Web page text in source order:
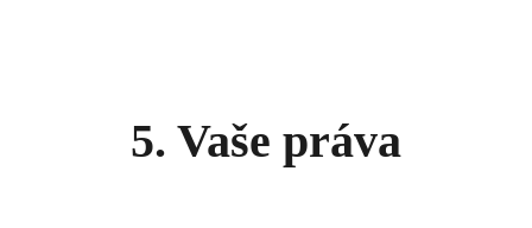
5. Vaše práva